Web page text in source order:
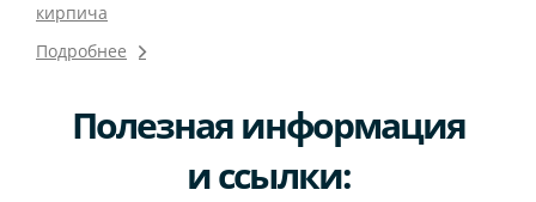
кирпича
Подробнее
Полезная информация
и ссылки: